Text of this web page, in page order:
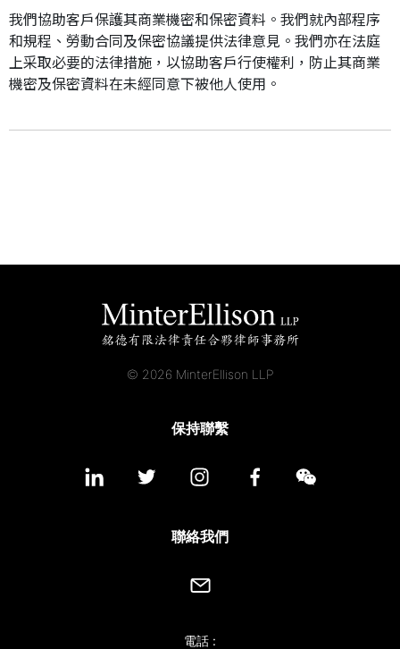
最新消息
地點
我們協助客戶保護其商業機密和保密資料。我們就內部程序
和規程、勞動合同及保密協議提供法律意見。我們亦在法庭
上采取必要的法律措施，以協助客戶行使權利，防止其商業
機密及保密資料在未經同意下被他人使用。
© 2026 MinterEllison LLP
保持聯繫
聯絡我們
電話 :